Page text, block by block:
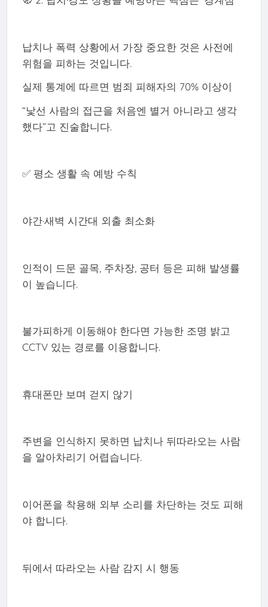
납치나 폭력 상황에서 가장 중요한 것은 사전에
위험을 피하는 것입니다.
실제 통계에 따르면 범죄 피해자의 70% 이상이
“낯선 사람의 접근을 처음엔 별거 아니라고 생각
했다”고 진술합니다.
✅ 평소 생활 속 예방 수칙
야간·새벽 시간대 외출 최소화
인적이 드문 골목, 주차장, 공터 등은 피해 발생률
이 높습니다.
불가피하게 이동해야 한다면 가능한 조명 밝고
CCTV 있는 경로를 이용합니다.
휴대폰만 보며 걷지 않기
주변을 인식하지 못하면 납치나 뒤따라오는 사람
을 알아차리기 어렵습니다.
이어폰을 착용해 외부 소리를 차단하는 것도 피해
야 합니다.
뒤에서 따라오는 사람 감지 시 행동